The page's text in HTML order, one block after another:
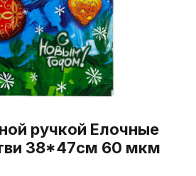
ручкой Елочные
38*47см 60 мкм